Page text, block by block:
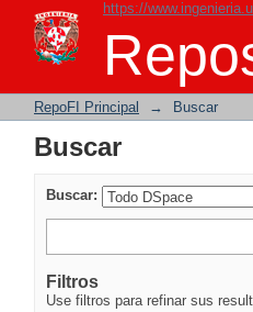
https://
Buscar
RepoFI Principal → Buscar
Buscar
Buscar:
Filtros
Use filtros para refinar sus